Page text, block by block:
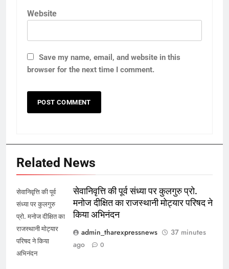
Website
Save my name, email, and website in this
browser for the next time I comment.
Related News
सेवानिवृत्ति की पूर्व
संध्या पर कुलगुरु
प्रो. मनोज दीक्षित का
राजस्थानी मोट्यार
परिषद ने किया
अभिनंदन
सेवानिवृत्ति की पूर्व संध्या पर कुलगुरु प्रो.
मनोज दीक्षित का राजस्थानी मोट्यार परिषद ने
किया अभिनंदन
admin_tharexpressnews
37 minutes
ago
0